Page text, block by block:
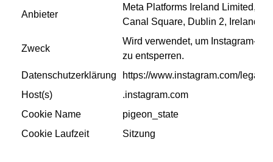
Anbieter
Meta Platforms Ireland Limited, 4
Canal Square, Dublin 2, Ireland
Zweck
Wird verwendet, um Instagram-
zu entsperren.
Datenschutzerklärung
https://www.instagram.com/legal/
Host(s)
.instagram.com
Cookie Name
pigeon_state
Cookie Laufzeit
Sitzung